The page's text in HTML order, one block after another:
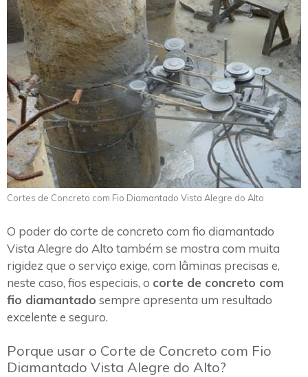
Cortes de Concreto com Fio Diamantado Vista Alegre do Alto
O poder do corte de concreto com fio diamantado
Vista Alegre do Alto também se mostra com muita
rigidez que o serviço exige, com lâminas precisas e,
neste caso, fios especiais, o corte de concreto com
fio diamantado sempre apresenta um resultado
excelente e seguro.
Porque usar o Corte de Concreto com Fio
Diamantado Vista Alegre do Alto?